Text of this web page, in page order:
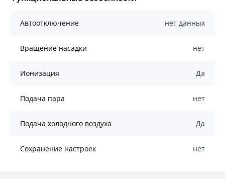
Автоотключение нет данных
Вращение насадки нет
Ионизация Да
Подача пара нет
Подача холодного воздуха Да
Сохранение настроек нет